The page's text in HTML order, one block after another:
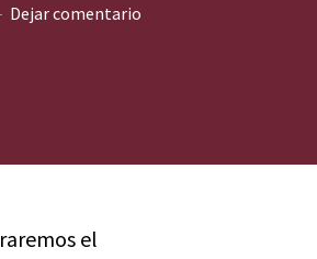
Dejar comentario
el